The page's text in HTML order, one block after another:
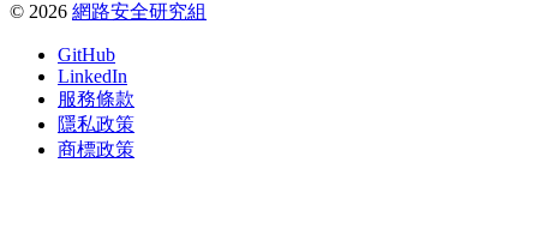
© 2026 網路安全研究組
GitHub
LinkedIn
服務條款
隱私政策
商標政策